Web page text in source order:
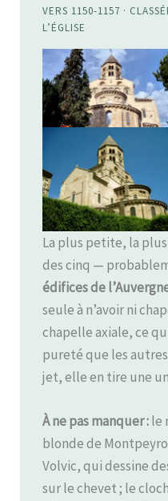
VERS 1150-1157 ·
L’ÉGLISE
La plus petite, la
des cinq —
édifices de
seule à n’avoir ni
chapelle axiale, ce
pureté que les autres
jet, elle en tire une
À ne pas manquer :le
blonde de
Volvic, qui dessine
sur le chevet ; le